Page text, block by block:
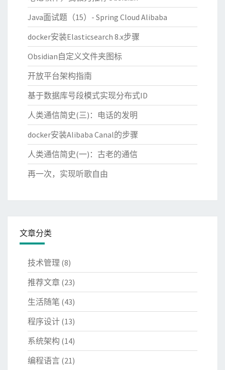
Java面试题（15）- Spring Cloud Alibaba
docker安装Elasticsearch 8.x步骤
Obsidian自定义文件夹图标
开放平台架构指南
基于数据库号段模式实现分布式ID
人类通信简史(三)：电话的发明
docker安装Alibaba Canal的步骤
人类通信简史(一)：古老的通信
再一次，实现听歌自由
文章分类
技术管理 (8)
推荐文章 (23)
生活随笔 (43)
程序设计 (13)
系统架构 (14)
编程语言 (21)